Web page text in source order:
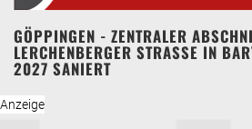
GÖPPINGEN - ZENTRALER
LERCHENBERGER STRASSE IN
027 SANIERT